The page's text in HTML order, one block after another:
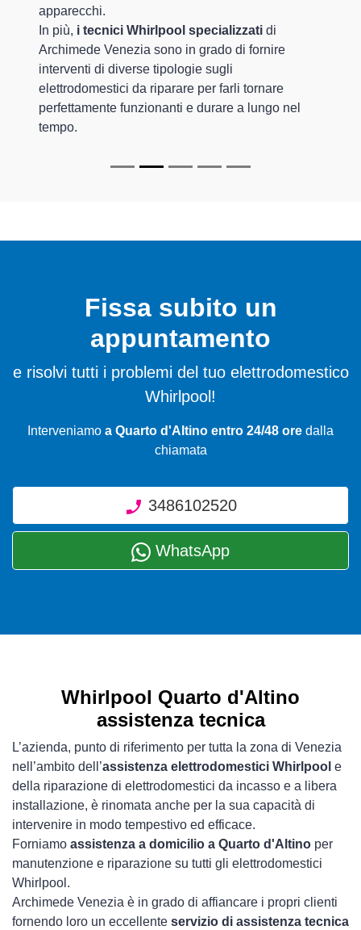
apparecchi.
In più, i tecnici Whirlpool specializzati di
Archimede Venezia sono in grado di fornire
interventi di diverse tipologie sugli
elettrodomestici da riparare per farli tornare
perfettamente funzionanti e durare a lungo nel
tempo.
Fissa subito un
appuntamento
e risolvi tutti i problemi del tuo elettrodomestico
Whirlpool!
Interveniamo a Quarto d'Altino entro 24/48 ore dalla
chiamata
3486102520
WhatsApp
Whirlpool Quarto d'Altino
assistenza tecnica
L’azienda, punto di riferimento per tutta la zona di Venezia
nell’ambito dell’assistenza elettrodomestici Whirlpool e
della riparazione di elettrodomestici da incasso e a libera
installazione, è rinomata anche per la sua capacità di
intervenire in modo tempestivo ed efficace.
Forniamo assistenza a domicilio a Quarto d'Altino per
manutenzione e riparazione su tutti gli elettrodomestici
Whirlpool.
Archimede Venezia è in grado di affiancare i propri clienti
fornendo loro un eccellente servizio di assistenza tecnica